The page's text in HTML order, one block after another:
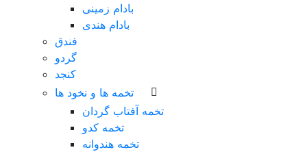
بادام زمینی
بادام هندی
فندق
گردو
کنجد
تخمه ها و نخود ها
تخمه آفتاب گردان
تخمه کدو
تخمه هندوانه